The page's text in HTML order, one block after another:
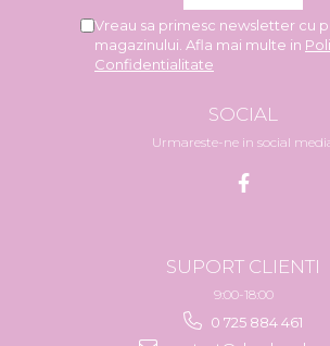
Vreau sa primesc newsletter cu
magazinului. Afla mai multe in
Confidentialitate
SOCIAL
Urmareste-ne in social
SUPORT CLIENTI
9:00-18:00
0 725 884 461